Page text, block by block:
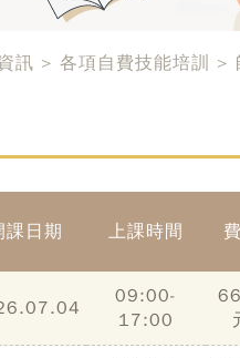
訊 > 各項自費技能培訓 >
課日期 上課時間
09:00-
17:00